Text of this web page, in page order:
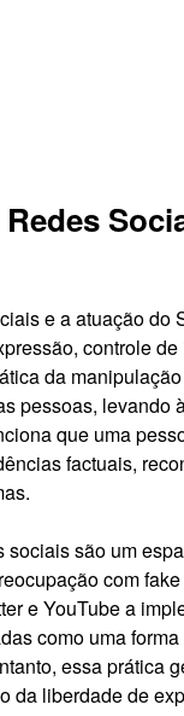
e a atuação
controle
da
pessoas,
que uma
factuais,
sociais são um
com
e YouTube a
como uma
essa prática
da liberdade de